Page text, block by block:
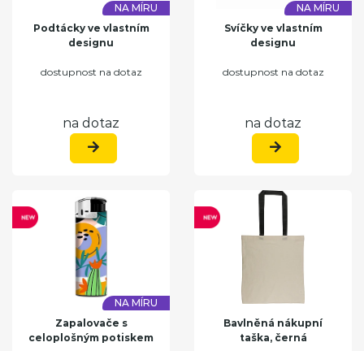
NA MÍRU
Podtácky ve vlastním
designu
dostupnost na dotaz
na dotaz
NA MÍRU
Svíčky ve vlastním
designu
dostupnost na dotaz
na dotaz
NA MÍRU
Zapalovače s
celoplošným potiskem
Bavlněná nákupní
taška, černá